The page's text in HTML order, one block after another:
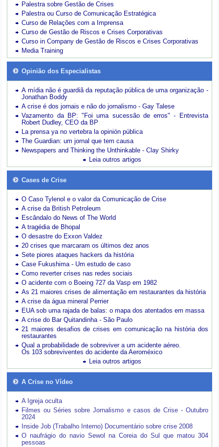
Palestra sobre Gestão de Crises
Palestra ou Curso de Comunicação Estratégica
Curso de Relações com a Imprensa
Curso de Gestão de Riscos e Crises Corporativas
Curso in Company de Gestão de Riscos e Crises Corporativas
Media Training
Opinião dos Especialistas
A mídia não é guardiã da reputação pública de uma organização -
Jonathan Boddy
A crise é dos jornais e não do jornalismo - Gay Talese
Vazamento da BP: "Foi uma sucessão de erros" - Entrevista
Robert Dudley, CEO da BP
La prensa ya no vertebra la opinión pública
The Guardian: um jornal que tem causa
Newspapers and Thinking the Unthinkable - Clay Shirky
Leia outros artigos
Cases de Crise
O Caso Tylenol e o valor da Comunicação de Crise
A crise da British Petroleum
Escândalo do News of The World
A tragédia de Bhopal
O desastre do Exxon Valdez
20 crises que marcaram os últimos dez anos
Sete piores ataques hackers da história
Case Fukushima - Um estudo de caso
Como reverter crises nas redes sociais
O acidente com o Boeing 727 da Vasp em 1982
As 21 maiores crises de alimentação em restaurantes da história
A crise da água mineral Perrier
EUA sob uma rajada de balas: o mapa dos atentados em massa
A crise do Bar Quitandinha - São Paulo
21 maiores desafios de crises em comunicação na história dos
restaurantes
Qual a probabilidade de sobreviver a um acidente aéreo.
Os 103 sobreviventes do acidente da Aeroméxico
Leia outros artigos
A Crise no Vídeo
A Igreja oculta
Filmes ou Séries sobre Jornalismo e casos de Crise - Outubro
2024
Inside Job (Trabalho Interno) Documentário sobre crise 2008
O naufrágio do navio Sewol na Coreia do Sul que matou 304
pessoas